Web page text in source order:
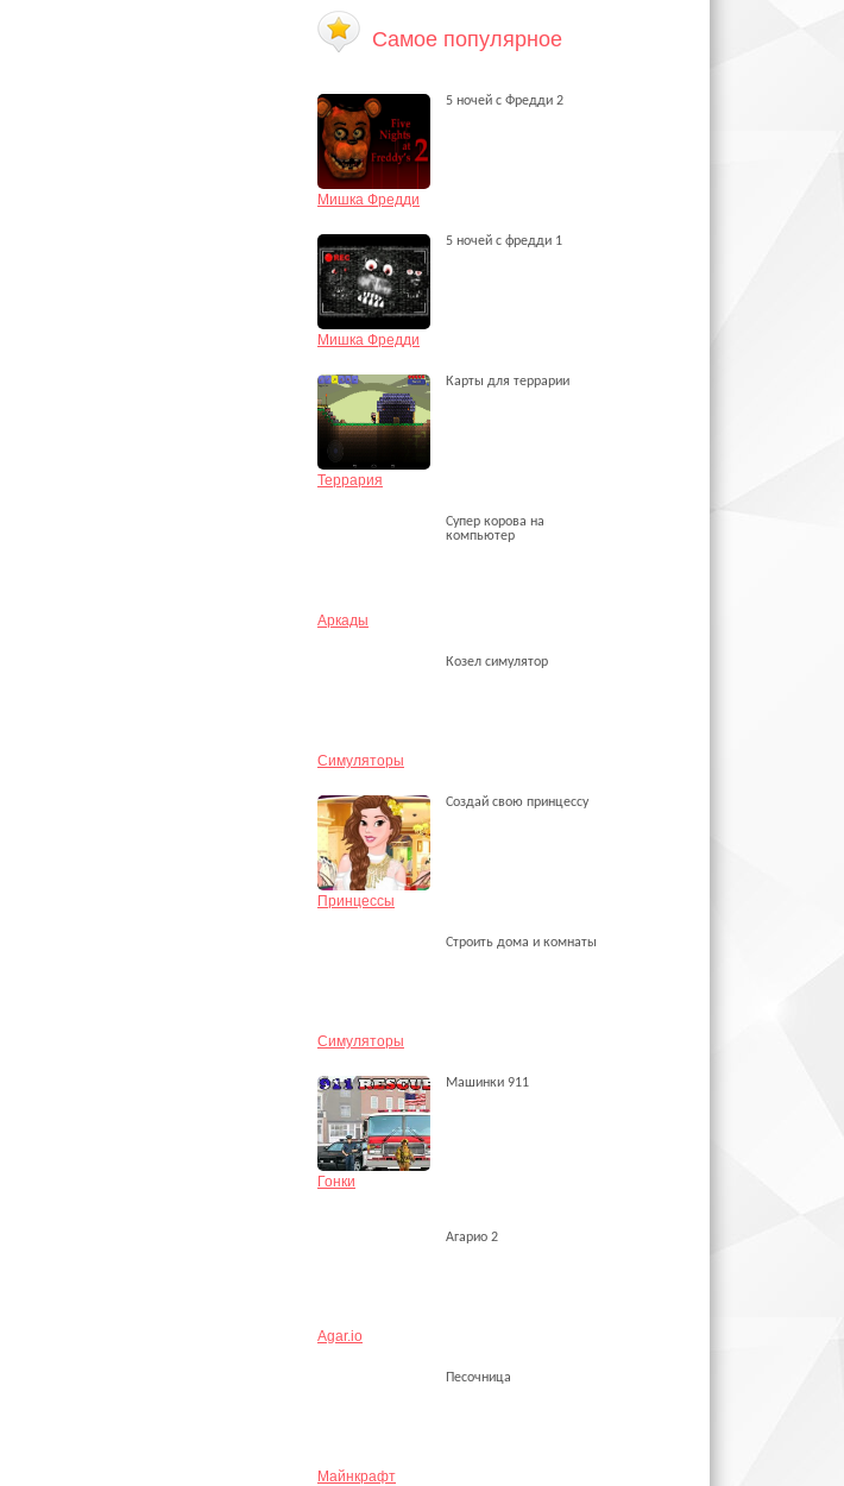
Самое популярное
5 ночей с Фредди 2
Мишка Фредди
5 ночей с фредди 1
Мишка Фредди
Карты для террарии
Террария
Супер корова на
компьютер
Аркады
Козел симулятор
Симуляторы
Создай свою принцессу
Принцессы
Строить дома и комнаты
Симуляторы
Машинки 911
Гонки
Агарио 2
Agar.io
Песочница
Майнкрафт